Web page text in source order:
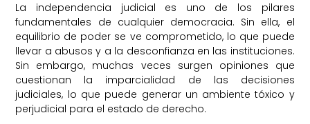
La independencia judicial es uno de los pilares
fundamentales de cualquier democracia. Sin ella, el
equilibrio de poder se ve comprometido, lo que puede
llevar a abusos y a la desconfianza en las instituciones.
Sin embargo, muchas veces surgen opiniones que
cuestionan la imparcialidad de las decisiones
judiciales, lo que puede generar un ambiente tóxico y
perjudicial para el estado de derecho.